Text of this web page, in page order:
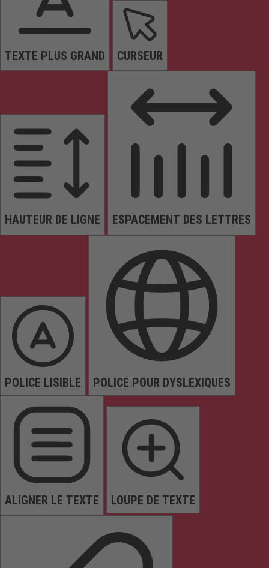
TEXTE PLUS GRAND CURSEUR
HAUTEUR DE LIGNE ESPACEMENT DES LETTRES
POLICE LISIBLE POLICE POUR DYSLEXIQUES
ALIGNER LE TEXTE LOUPE DE TEXTE